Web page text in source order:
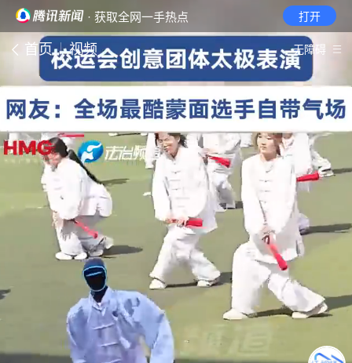
· 获取全网一手热点 打开
首页 视频 无障碍